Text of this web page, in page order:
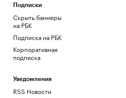
Подписки
Скрыть баннеры
на РБК
Подписка на РБК
Корпоративная
подписка
Уведомления
RSS Новости